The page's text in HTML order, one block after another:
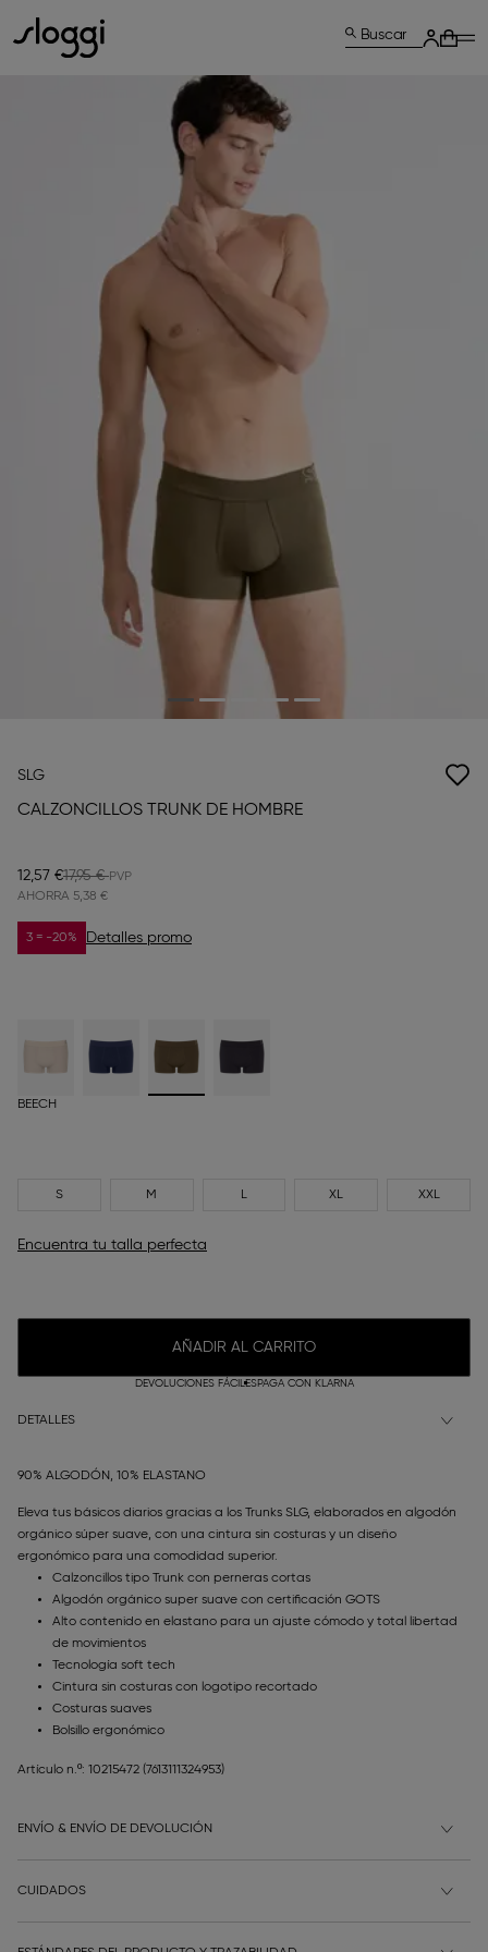
Buscar
SLG
CALZONCILLOS TRUNK DE HOMBRE
12,57 €17,95 €
AHORRA 5,38 €
3 = -20% Detalles promo
BEECH
S M L XL XXL
Encuentra tu talla perfecta
AÑADIR AL CARRITO
DEVOLUCIONES FÁCILESPAGA CON KLARNA
DETALLES
90% ALGODÓN, 10% ELASTANO
Eleva tus básicos diarios gracias a los Trunks SLG, elaborados en algodón
orgánico súper suave, con una cintura sin costuras y un diseño
ergonómico para una comodidad superior.
Calzoncillos tipo Trunk con perneras cortas
Algodón orgánico super suave con certificación GOTS
Alto contenido en elastano para un ajuste cómodo y total libertad
de movimientos
Tecnología soft tech
Cintura sin costuras con logotipo recortado
Costuras suaves
Bolsillo ergonómico
Artículo n.º: 10215472 (7613111324953)
ENVÍO & ENVÍO DE DEVOLUCIÓN
CUIDADOS